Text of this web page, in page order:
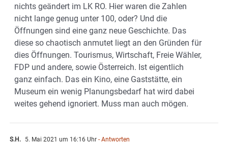
nichts geändert im LK RO. Hier waren die Zahlen
nicht lange genug unter 100, oder? Und die
Öffnungen sind eine ganz neue Geschichte. Das
diese so chaotisch anmutet liegt an den Gründen für
dies Öffnungen. Tourismus, Wirtschaft, Freie Wähler,
FDP und andere, sowie Österreich. Ist eigentlich
ganz einfach. Das ein Kino, eine Gaststätte, ein
Museum ein wenig Planungsbedarf hat wird dabei
weites gehend ignoriert. Muss man auch mögen.
S.H. 5. Mai 2021 um 16:16 Uhr - Antworten